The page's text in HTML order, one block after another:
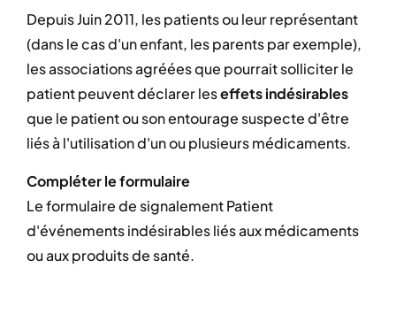
Depuis Juin 2011, les patients ou leur représentant
(dans le cas d'un enfant, les parents par exemple),
les associations agréées que pourrait solliciter le
patient peuvent déclarer leseffets indésirables
que le patient ou son entourage suspecte d'être
liés à l'utilisation d'un ou plusieurs médicaments.
Compléter le formulaire
Le formulaire de signalement Patient
d'événements indésirables liés aux médicaments
ou aux produits de santé.